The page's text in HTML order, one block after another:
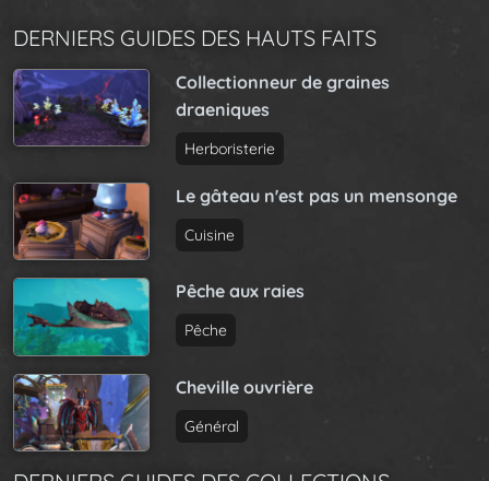
DERNIERS GUIDES DES HAUTS FAITS
Collectionneur de graines
draeniques
Herboristerie
Le gâteau n'est pas un mensonge
Cuisine
Pêche aux raies
Pêche
Cheville ouvrière
Général